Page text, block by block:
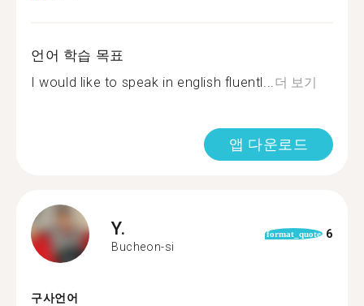
언어 학습 목표
I would like to speak in english fluentl...더 보기
앱 다운로드
Y.
Bucheon-si
format_quote 6
구사언어